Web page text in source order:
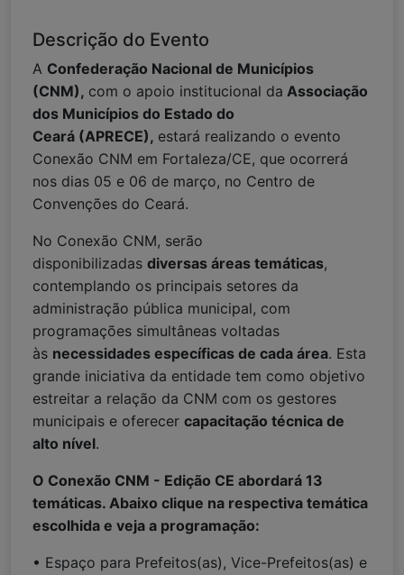
Descrição do Evento
A Confederação Nacional de Municípios
(CNM), com o apoio institucional da Associação
dos Municípios do Estado do
Ceará (APRECE), estará realizando o evento
Conexão CNM em Fortaleza/CE, que ocorrerá
nos dias 05 e 06 de março, no Centro de
Convenções do Ceará.
No Conexão CNM, serão
disponibilizadas diversas áreas temáticas,
contemplando os principais setores da
administração pública municipal, com
programações simultâneas voltadas
às necessidades específicas de cada área. Esta
grande iniciativa da entidade tem como objetivo
estreitar a relação da CNM com os gestores
municipais e oferecer capacitação técnica de
alto nível.
O Conexão CNM - Edição CE abordará 13
temáticas. Abaixo clique na respectiva temática
escolhida e veja a programação:
• Espaço para Prefeitos(as), Vice-Prefeitos(as) e